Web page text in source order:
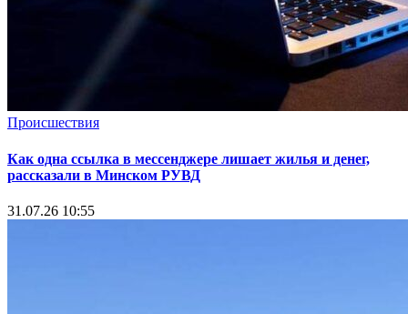
Происшествия
Как одна ссылка в мессенджере лишает жилья и денег,
рассказали в Минском РУВД
31.07.26 10:55